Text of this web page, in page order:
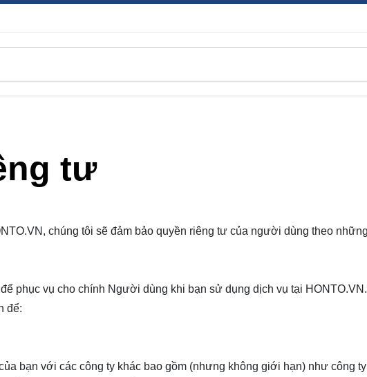
tư
chúng tôi sẽ đảm bảo quyền riêng tư của người dùng theo những
phục vụ cho chính Người dùng khi bạn sử dụng dịch vụ tại HONTO.VN
để:
bạn với các công ty khác bao gồm (nhưng không giới hạn) như công ty